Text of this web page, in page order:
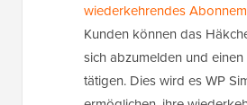
wiederkehrendes
Kunden können das
sich abzumelden und
tätigen. Dies wird es WP